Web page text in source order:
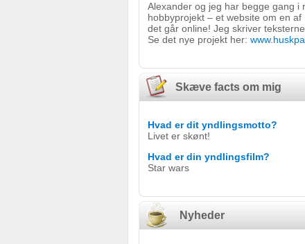
Alexander og jeg har begge gang i
hobbyprojekt – et website om en
det går online! Jeg skriver
Se det nye projekt her:
Skæve facts om mig
Hvad er dit yndlingsmotto?
Livet er skønt!
Hvad er din yndlingsfilm?
Star wars
Nyheder